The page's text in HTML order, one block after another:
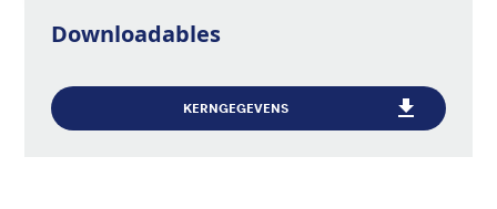
Downloadables
KERNGEGEVENS